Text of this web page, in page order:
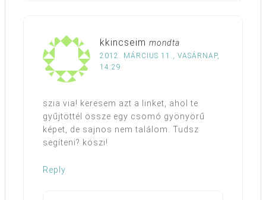
kkincseim mondta
2012. MÁRCIUS 11., VASÁRNAP,
14:29
szia via! keresem azt a linket, ahol te
gyűjtöttél össze egy csomó gyönyörű
képet, de sajnos nem találom. Tudsz
segíteni? köszi!
Reply